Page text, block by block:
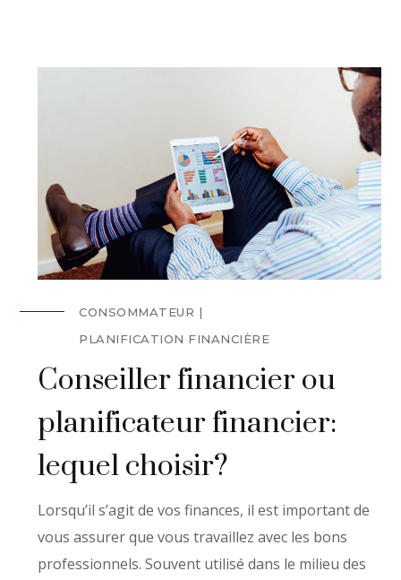
CONSOMMATEUR
PLANIFICATION FINANCIÈRE
Conseiller financier ou
planificateur financier:
lequel choisir?
Lorsqu’il s’agit de vos finances, il est important de
vous assurer que vous travaillez avec les bons
professionnels. Souvent utilisé dans le milieu des